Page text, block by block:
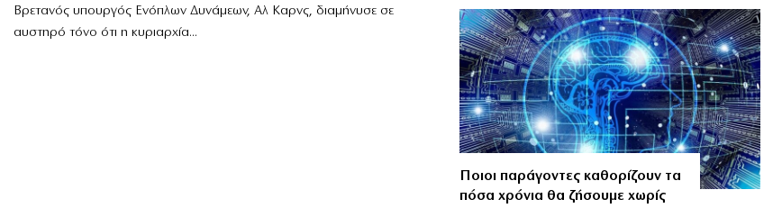
Βρετανός υπουργός Ενόπλων Δυνάμεων, Αλ Καρνς, διαμήνυσε σε
αυστηρό τόνο ότι η κυριαρχία...
Ποιοι παράγοντες καθορίζουν τα
πόσα χρόνια θα ζήσουμε χωρίς